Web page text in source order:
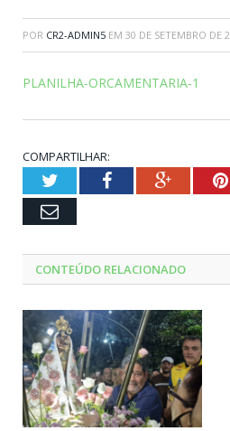
POR CR2-ADMIN5 EM 30 DE SETEMBRO DE
PLANILHA-ORCAMENTARIA-1
COMPARTILHAR:
TwitterFacebookGoogle+
Email
CONTEÚDO RELACIONADO